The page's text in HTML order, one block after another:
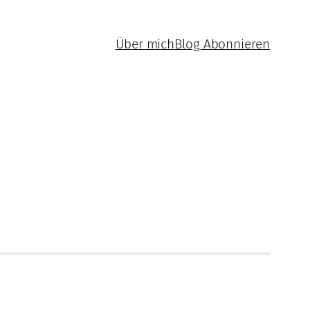
Über michBlog Abonnieren